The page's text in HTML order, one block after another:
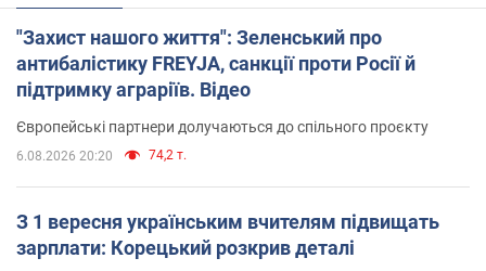
"Захист нашого життя": Зеленський про
антибалістику FREYJA, санкції проти Росії й
підтримку аграріїв. Відео
Європейські партнери долучаються до спільного проєкту
6.08.2026 20:20 74,2 т.
З 1 вересня українським вчителям підвищать
зарплати: Корецький розкрив деталі